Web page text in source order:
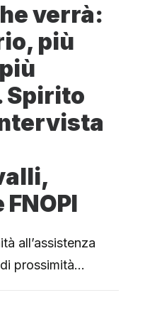
verrà:
più
Spirito
all’assistenza
prossimità…